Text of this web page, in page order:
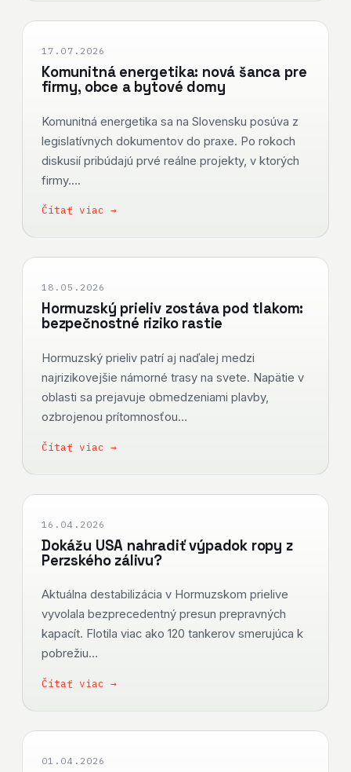
17.07.2026
Komunitná energetika: nová šanca pre
firmy, obce a bytové domy
Komunitná energetika sa na Slovensku posúva z
legislatívnych dokumentov do praxe. Po rokoch
diskusií pribúdajú prvé reálne projekty, v ktorých
firmy....
Čítať viac →
18.05.2026
Hormuzský prieliv zostáva pod tlakom:
bezpečnostné riziko rastie
Hormuzský prieliv patrí aj naďalej medzi
najrizikovejšie námorné trasy na svete. Napätie v
oblasti sa prejavuje obmedzeniami plavby,
ozbrojenou prítomnosťou…
Čítať viac →
16.04.2026
Dokážu USA nahradiť výpadok ropy z
Perzského zálivu?
Aktuálna destabilizácia v Hormuzskom prielive
vyvolala bezprecedentný presun prepravných
kapacít. Flotila viac ako 120 tankerov smerujúca k
pobrežiu…
Čítať viac →
01.04.2026